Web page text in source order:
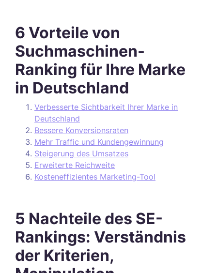
6 Vorteile von
Suchmaschinen-
Ranking für Ihre Marke
in Deutschland
Verbesserte Sichtbarkeit Ihrer Marke in
Deutschland
Bessere Konversionsraten
Mehr Traffic und Kundengewinnung
Steigerung des Umsatzes
Erweiterte Reichweite
Kosteneffizientes Marketing-Tool
5 Nachteile des SE-
Rankings: Verständnis
der Kriterien,